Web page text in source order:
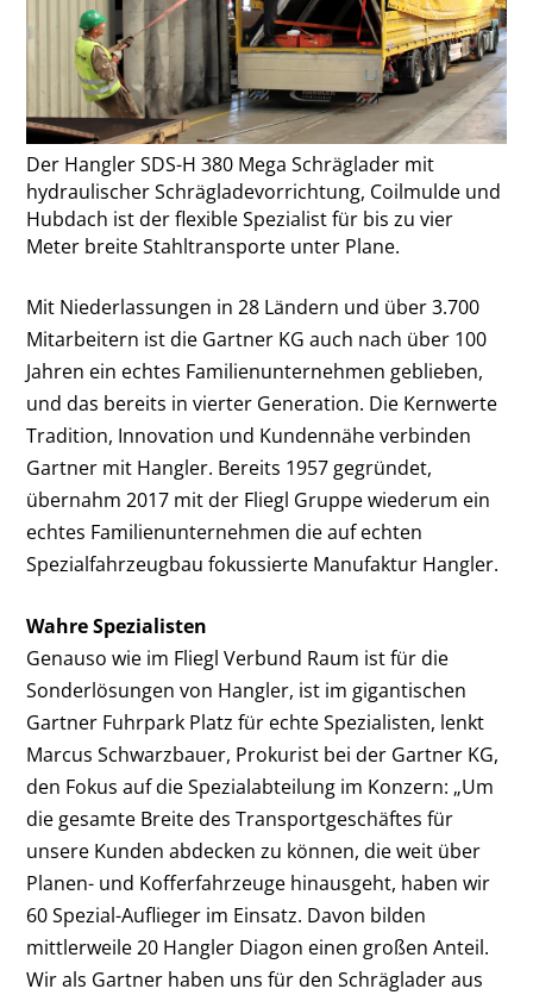
Der Hangler SDS-H 380 Mega Schräglader mit
hydraulischer Schrägladevorrichtung, Coilmulde und
Hubdach ist der flexible Spezialist für bis zu vier
Meter breite Stahltransporte unter Plane.
Mit Niederlassungen in 28 Ländern und über 3.700
Mitarbeitern ist die Gartner KG auch nach über 100
Jahren ein echtes Familienunternehmen geblieben,
und das bereits in vierter Generation. Die Kernwerte
Tradition, Innovation und Kundennähe verbinden
Gartner mit Hangler. Bereits 1957 gegründet,
übernahm 2017 mit der Fliegl Gruppe wiederum ein
echtes Familienunternehmen die auf echten
Spezialfahrzeugbau fokussierte Manufaktur Hangler.
Wahre Spezialisten
Genauso wie im Fliegl Verbund Raum ist für die
Sonderlösungen von Hangler, ist im gigantischen
Gartner Fuhrpark Platz für echte Spezialisten, lenkt
Marcus Schwarzbauer, Prokurist bei der Gartner KG,
den Fokus auf die Spezialabteilung im Konzern: „Um
die gesamte Breite des Transportgeschäftes für
unsere Kunden abdecken zu können, die weit über
Planen- und Kofferfahrzeuge hinausgeht, haben wir
60 Spezial-Auflieger im Einsatz. Davon bilden
mittlerweile 20 Hangler Diagon einen großen Anteil.
Wir als Gartner haben uns für den Schräglader aus